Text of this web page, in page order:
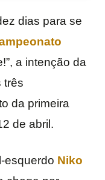
dias para se
a intenção da
três
da primeira
de abril.
esquerdo Niko